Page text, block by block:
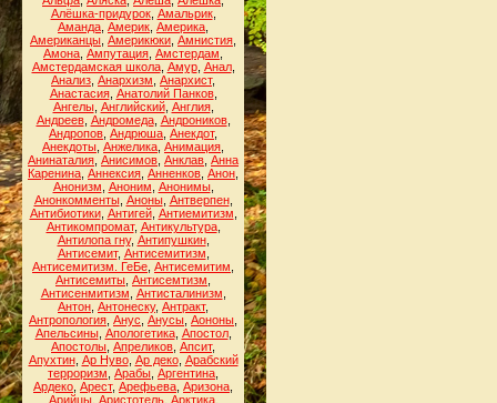
Алёшка-придурок, Амальрик,
Аманда Америк Америка
Американцы Америкюки Амнистия
Амона Ампутация Амстердам
Амстердамская школа, Амур, Анал,
Анализ Анархизм Анархист,
Анастасия, Анатолий Панков,
Ангелы, Английский, Англия,
Андреев, Андромеда, Андроников,
Андропов Андрюша Анекдот,
Анекдоты Анжелика Анимация
Анинаталия Анисимов Анклав Анна
Каренина Аннексия Анненков Анон
Анонизм Аноним Анонимы,
Анонкомменты, Аноны, Антверпен,
Антибиотики, Антигей, Антиемитизм
Антикомпромат, Антикультура,
Антилопа гну, Антипушкин,
Антисемит, Антисемитизм
Антисемитизм. ГеБе Антисемитим
Антисемиты Антисемтизм
Антисенмитизм Антисталинизм
Антон Антонеску, Антракт,
Антропология Анус Анусы Аононы
Апельсины, Апологетика, Апостол,
Апостолы Апреликов Апсит,
Апухтин, Ар Нуво, Ар деко, Арабский
терроризм Арабы Аргентина
Ардеко Арест, Арефьева Аризона
Арийцы, Аристотель, Арктика,